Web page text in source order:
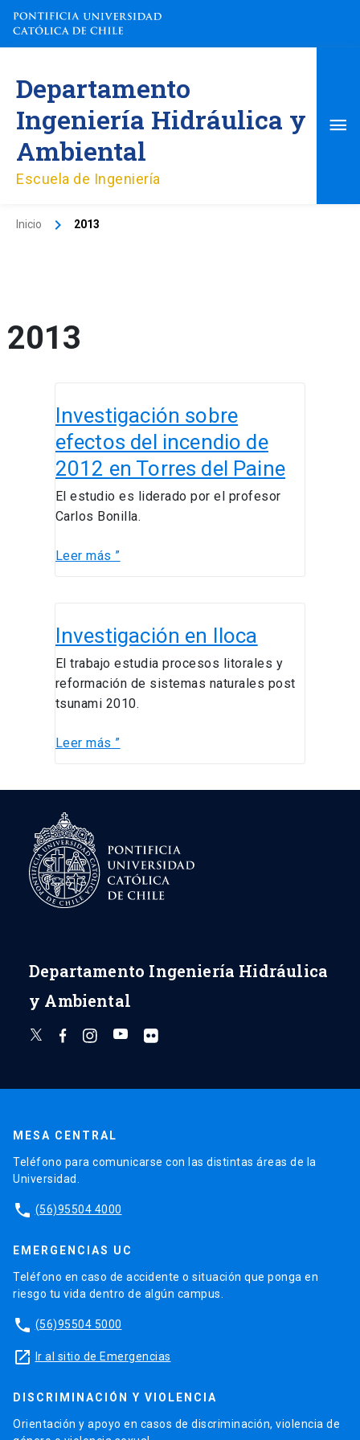
contenido
Departamento
Ingeniería Hidráulica y
Ambiental
Escuela de Ingeniería
Inicio 2013
2013
Investigación sobre
efectos del incendio de
2012 en Torres del Paine
El estudio es liderado por el profesor
Carlos Bonilla.
sobre
efectos
del
incendio
de
2012
Torres
Leer más ”
Investigación en Iloca
El trabajo estudia procesos litorales y
reformación de sistemas naturales post
tsunami 2010.
en
Leer más ”
Departamento Ingeniería Hidráulica
y Ambiental
MESA CENTRAL
Teléfono para comunicarse con las distintas áreas de la
Universidad.
phone (56)95504 4000
EMERGENCIAS UC
Teléfono en caso de accidente o situación que ponga en
riesgo tu vida dentro de algún campus.
phone (56)95504 5000
launch Ir al sitio de Emergencias
DISCRIMINACIÓN Y VIOLENCIA
Orientación y apoyo en casos de discriminación, violencia de